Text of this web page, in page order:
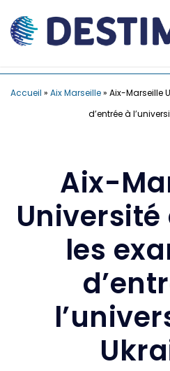
Accueil » Aix Marseille» Aix-Marseille
d’entrée à
Aix-
les